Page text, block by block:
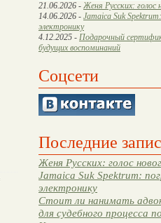
21.06.2026 - Женя Русских: голос
14.06.2026 - Jamaica Suk
электронику
4.12.2025 - Подарочный
будущих воспоминаний
Соцсети
Последние
Женя Русских: голос
Jamaica Suk Spektrum:
электронику
Стоит ли нанимать
для судебного процесса